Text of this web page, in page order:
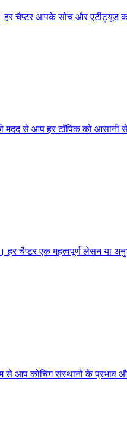
चैप्टर आपके सोच और एटीट्यूड को
की मदद से आप हर टॉपिक को
चैप्टर एक महत्वपूर्ण लेसन या
कोचिंग संस्थानों के प्रभाव और